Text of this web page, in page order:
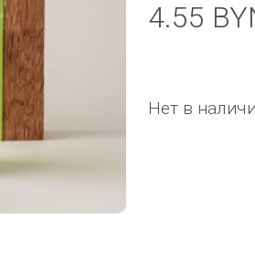
4.55
Нет в